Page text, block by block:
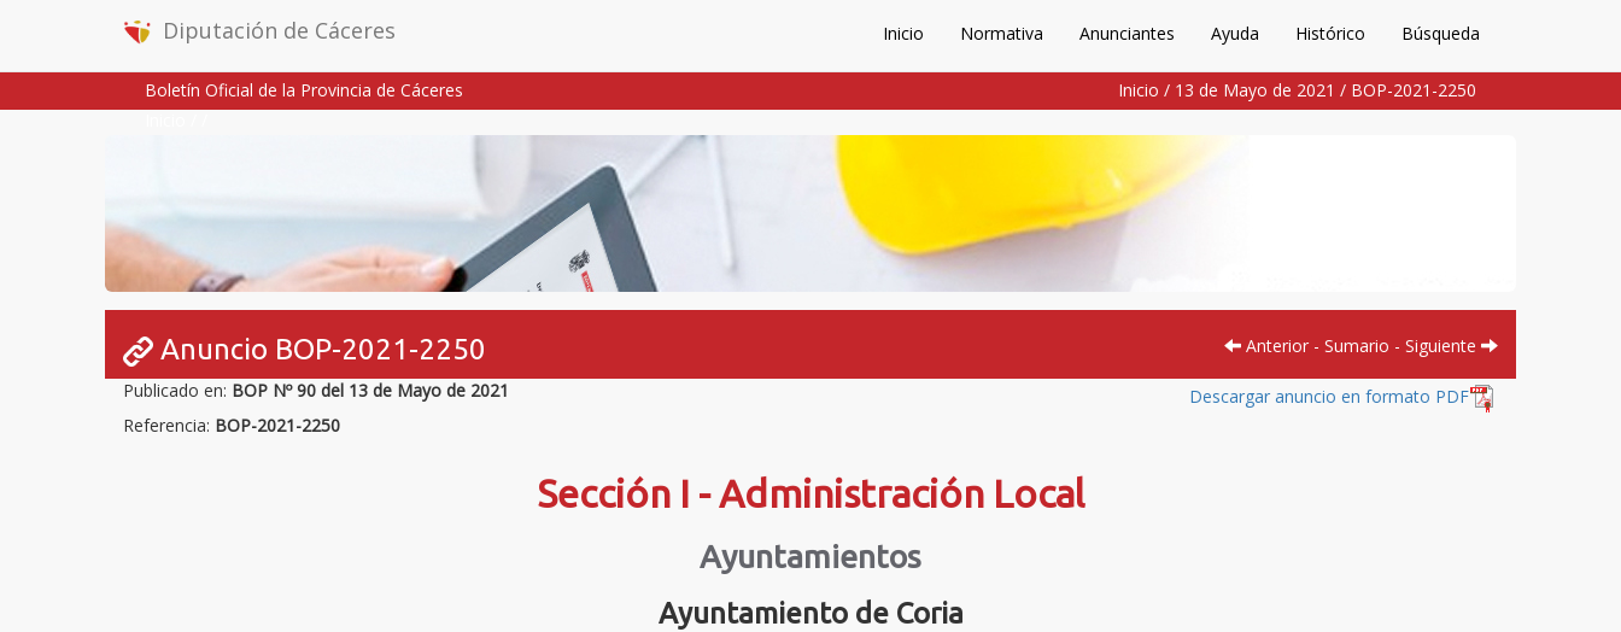
Diputación de Cáceres Inicio Normativa Anunciantes Ayuda Histórico Búsqueda
Boletín Oficial de la Provincia de Cáceres Inicio / 13 de Mayo de 2021 / BOP-2021-2250
Anuncio BOP-2021-2250 Anterior - Sumario - Siguiente
Publicado en: BOP Nº 90 del 13 de Mayo de 2021
Referencia: BOP-2021-2250
Descargar anuncio en formato PDF
Sección I - Administración Local
Ayuntamientos
Ayuntamiento de Coria